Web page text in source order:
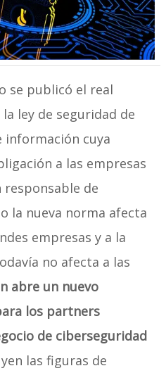
se publicó el real
ley de seguridad de
información cuya
a las empresas
de
la nueva norma afecta
empresas y a la
no afecta a las
abre un nuevo
los partners
de ciberseguridad
las figuras de